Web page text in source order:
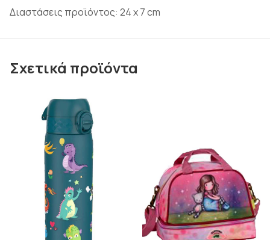
Διαστάσεις προϊόντος: 24 x 7 cm
Σχετικά προϊόντα